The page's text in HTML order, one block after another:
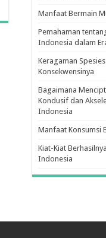
Manfaat Bermain
Pemahaman
Indonesia dalam
Keragaman
Konsekwensinya
Bagaimana
Kondusif dan
Indonesia
Manfaat Konsumsi
Kiat-Kiat
Indonesia